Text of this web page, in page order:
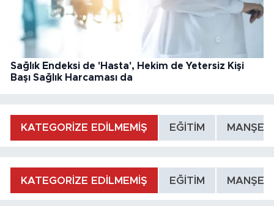
Sağlık Endeksi de 'Hasta', Hekim de Yetersiz Kişi
Başı Sağlık Harcaması da
KATEGORİZE EDİLMEMİŞ EĞİTİM MANŞET
KATEGORİZE EDİLMEMİŞ EĞİTİM MANŞET